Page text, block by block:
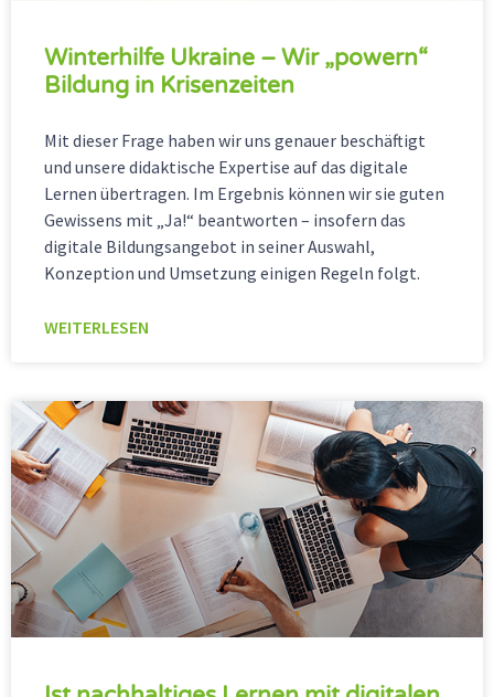
Winterhilfe Ukraine – Wir „powern“
Bildung in Krisenzeiten
Mit dieser Frage haben wir uns genauer beschäftigt
und unsere didaktische Expertise auf das digitale
Lernen übertragen. Im Ergebnis können wir sie guten
Gewissens mit „Ja!“ beantworten – insofern das
digitale Bildungsangebot in seiner Auswahl,
Konzeption und Umsetzung einigen Regeln folgt.
WEITERLESEN